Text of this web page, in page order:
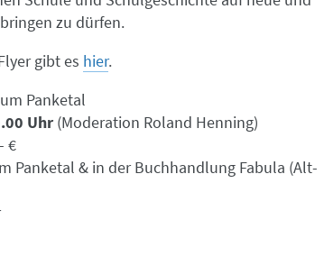
zu dürfen.
gibt es hier.
Panketal
Uhr (Moderation Roland Henning)
€
Panketal & in der Buchhandlung Fabula (Alt-